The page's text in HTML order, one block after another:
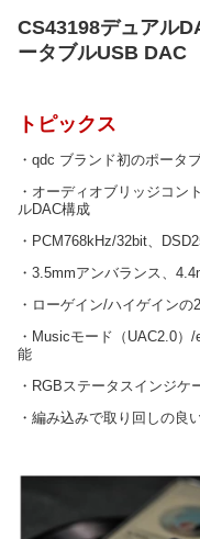
CS43198デュアル
ータブルUSB DAC
トピックス
・qdc ブランド初のポータ
・オーディオブリッジコン
ルDAC構成
・PCM768kHz/32bit、
・3.5mmアンバランス、
・ローゲイン/ハイゲイン
・Musicモード（UAC2.0
能
・RGBステータスインジケ
・編み込みで取り回しの良